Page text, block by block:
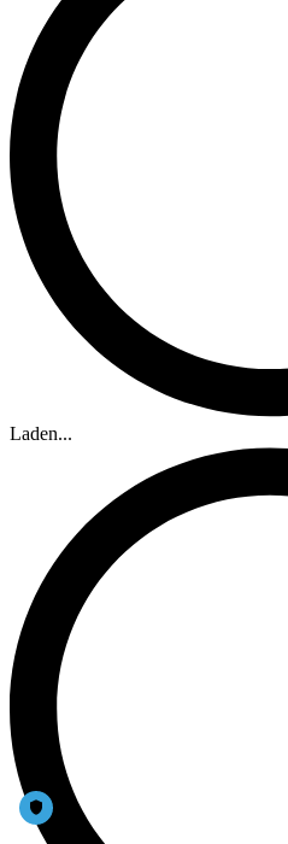
Laden...